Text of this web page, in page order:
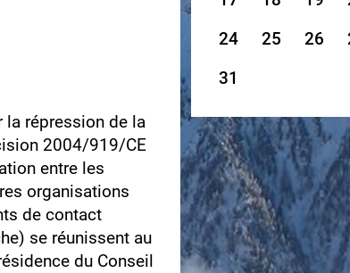
la répression de la
2004/919/CE
entre les
organisations
de contact
se réunissent au
du Conseil
24
25 26
31